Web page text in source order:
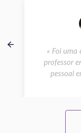
« Foi uma
professor
pessoal